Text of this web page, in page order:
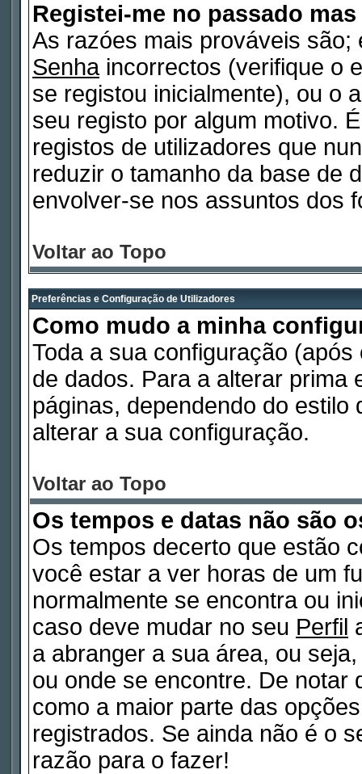
Registei-me no passado
As razóes mais prováveis
Senhaincorrectos (verifique o
se registou inicialmente), ou o
seu registo por algum motivo.
registos de utilizadores que
reduzir o tamanho da base de
envolver-se nos assuntos dos
Voltar ao Topo
Preferências e Configuração de Utilizadores
Como mudo a minha
Toda a sua configuração
de dados. Para a alterar prima
páginas, dependendo do estilo
alterar a sua configuração.
Voltar ao Topo
Os tempos e datas não são
Os tempos decerto que estão
você estar a ver horas de um
normalmente se encontra ou
caso deve mudar no seu Perfil
a abranger a sua área, ou
ou onde se encontre. De notar
como a maior parte das
registrados. Se ainda não é o
razão para o fazer!